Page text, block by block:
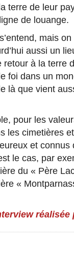
terre de leur
de louange.
mais
aussi un
retour à la terre
foi dans un
là que vient
pour les
les cimetières
et connus
le cas, par
du « Père
«
réalisée